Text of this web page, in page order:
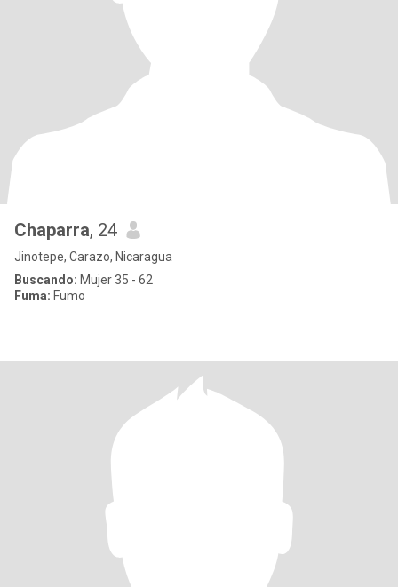
Chaparra, 24
Jinotepe, Carazo, Nicaragua
Buscando: Mujer 35 - 62
Fuma: Fumo